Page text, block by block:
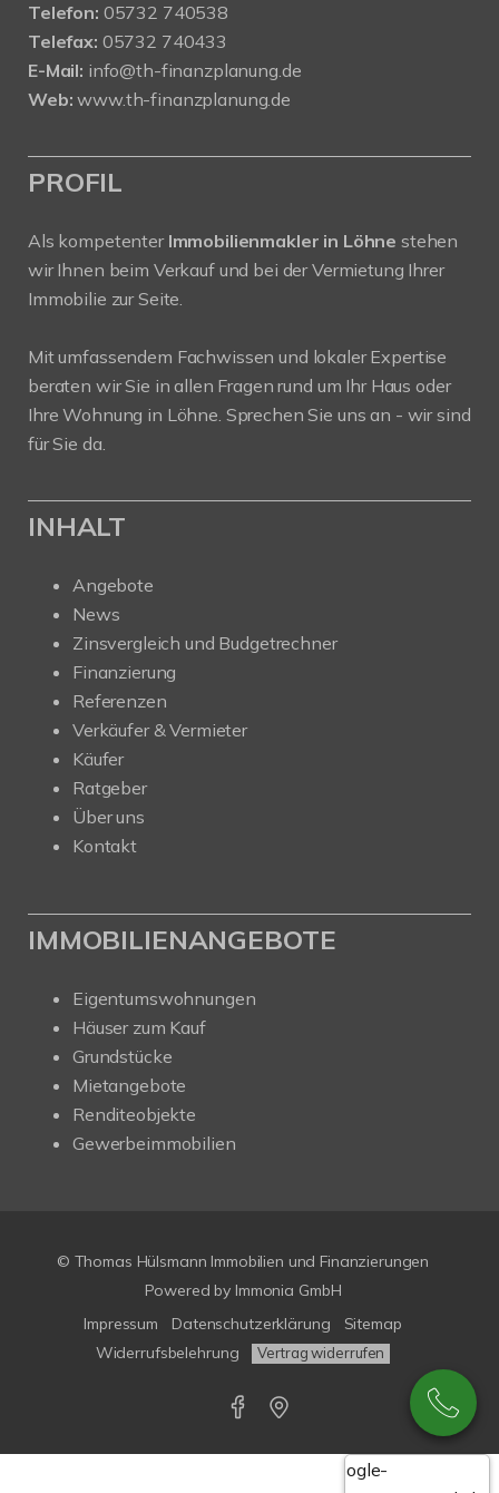
Telefon: 05732 740538
Telefax: 05732 740433
E-Mail: info@th-finanzplanung.de
Web: www.th-finanzplanung.de
PROFIL
Als kompetenter Immobilienmakler in Löhne stehen
wir Ihnen beim Verkauf und bei der Vermietung Ihrer
Immobilie zur Seite.
Mit umfassendem Fachwissen und lokaler Expertise
beraten wir Sie in allen Fragen rund um Ihr Haus oder
Ihre Wohnung in Löhne. Sprechen Sie uns an - wir sind
für Sie da.
INHALT
Angebote
News
Zinsvergleich und Budgetrechner
Finanzierung
Referenzen
Verkäufer & Vermieter
Käufer
Ratgeber
Über uns
Kontakt
IMMOBILIENANGEBOTE
Eigentumswohnungen
Häuser zum Kauf
Grundstücke
Mietangebote
Renditeobjekte
Gewerbeimmobilien
© Thomas Hülsmann Immobilien und Finanzierungen
Powered by Immonia GmbH
Impressum
Datenschutzerklärung
Sitemap
Widerrufsbelehrung
Vertrag widerrufen
Google-